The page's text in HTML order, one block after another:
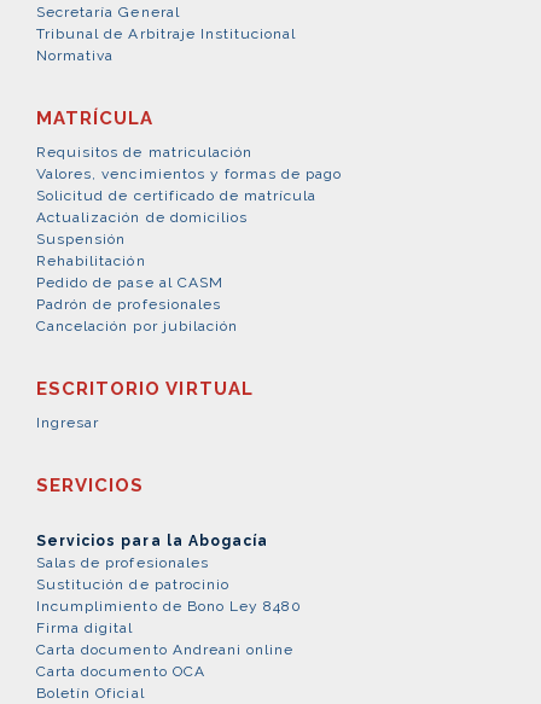
Secretaría General
Tribunal de Arbitraje Institucional
Normativa
MATRÍCULA
Requisitos de matriculación
Valores, vencimientos y formas de pago
Solicitud de certificado de matrícula
Actualización de domicilios
Suspensión
Rehabilitación
Pedido de pase al CASM
Padrón de profesionales
Cancelación por jubilación
ESCRITORIO VIRTUAL
Ingresar
SERVICIOS
Servicios para la Abogacía
Salas de profesionales
Sustitución de patrocinio
Incumplimiento de Bono Ley 8480
Firma digital
Carta documento Andreani online
Carta documento OCA
Boletín Oficial